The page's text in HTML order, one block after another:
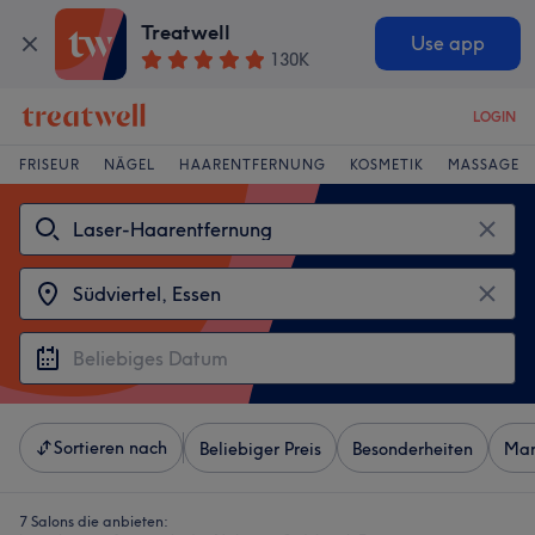
Treatwell
130K
Use app
LOGIN
FRISEUR NÄGEL HAARENTFERNUNG KOSMETIK MASSAGE
Sortieren nach Beliebiger Preis Besonderheiten
7 Salons die anbieten: